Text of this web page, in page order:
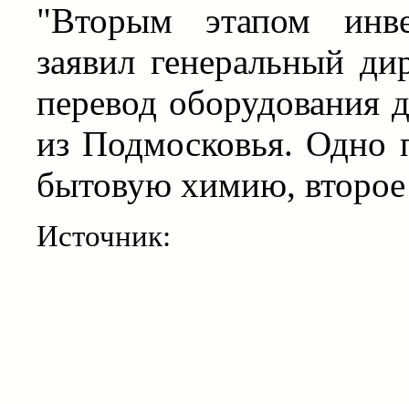
"Вторым этапом
заявил генеральный
перевод оборудования
из Подмосковья. Одно
бытовую химию,
Источник: